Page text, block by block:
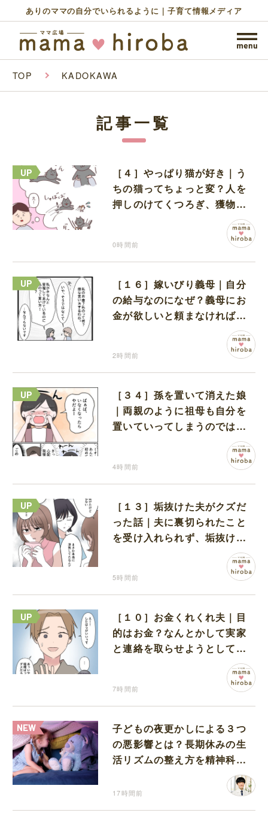
ありのママの自分でいられるように｜子育て情報メディア
TOP KADOKAWA
記事一覧
［４］やっぱり猫が好き｜う
ちの猫ってちょっと変？人を
押しのけてくつろぎ、獲物に
も物怖じしない鋼のハート
0時間前
［１６］嫁いびり義母｜自分
の給与なのになぜ？義母にお
金が欲しいと頼まなければな
2時間前
［３４］孫を置いて消えた娘
｜両親のように祖母も自分を
置いていってしまうのでは？
と怯えて泣く孫に心が痛む
4時間前
［１３］垢抜けた夫がクズだ
った話｜夫に裏切られたこと
を受け入れられず、垢抜けた
ことが関係しているのかと嘆
5時間前
［１０］お金くれくれ夫｜目
的はお金？なんとかして実家
と連絡を取らせようとしてく
7時間前
子どもの夜更かしによる３つ
の悪影響とは？長期休みの生
活リズムの整え方を精神科医
17時間前